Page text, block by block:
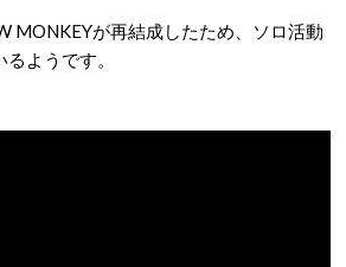
MONKEYが再結成したため、ソロ活動
ようです。